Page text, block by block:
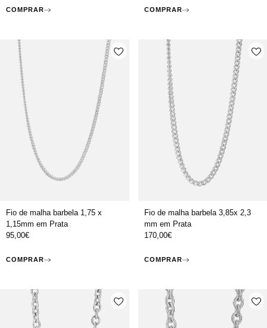
COMPRAR COMPRAR
Fio de malha barbela 1,75 x
1,15mm em Prata
95,00€
COMPRAR
Fio de malha barbela 3,85x 2,3
mm em Prata
170,00€
COMPRAR